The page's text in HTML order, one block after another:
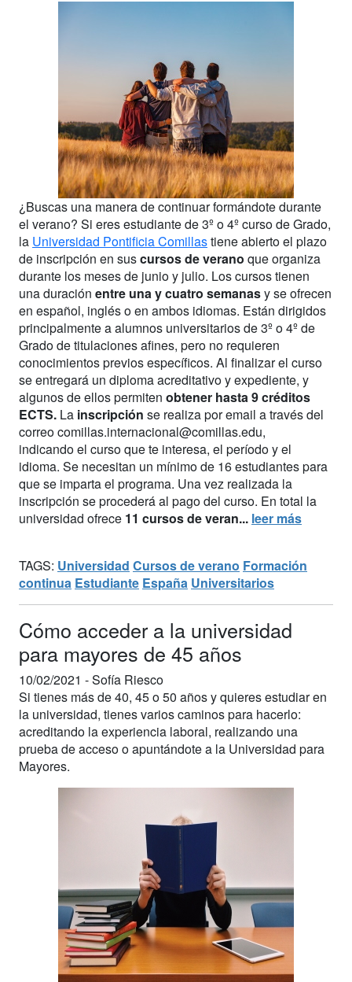
¿Buscas una manera de continuar formándote durante
el verano? Si eres estudiante de 3º o 4º curso de Grado,
la Universidad Pontificia Comillastiene abierto el plazo
de inscripción en suscursos de verano que organiza
durante los meses de junio y julio. Los cursos tienen
una duración entre una y cuatro semanasy se ofrecen
en español, inglés o en ambos idiomas. Están dirigidos
principalmente a alumnos universitarios de 3º o 4º de
Grado de titulaciones afines, pero no requieren
conocimientos previos específicos. Al finalizar el curso
se entregará un diploma acreditativo y expediente, y
algunos de ellos permiten obtener hasta 9 créditos
ECTS. La inscripción se realiza por email a través del
correo comillas.internacional@comillas.edu,
indicando el curso que te interesa, el período y el
idioma. Se necesitan un mínimo de 16 estudiantes para
que se imparta el programa. Una vez realizada la
inscripción se procederá al pago del curso. En total la
universidad ofrece 11 cursos de veran... leer más
TAGS: Universidad Cursos de verano Formación
continua Estudiante España Universitarios
Cómo acceder a la universidad
para mayores de 45 años
10/02/2021 -Sofía Riesco
Si tienes más de 40, 45 o 50 años y quieres estudiar en
la universidad, tienes varios caminos para hacerlo:
acreditando la experiencia laboral, realizando una
prueba de acceso o apuntándote a la Universidad para
Mayores.